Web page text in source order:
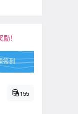
！
签到
155